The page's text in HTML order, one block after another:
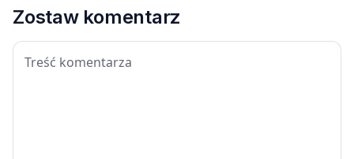
Zostaw komentarz